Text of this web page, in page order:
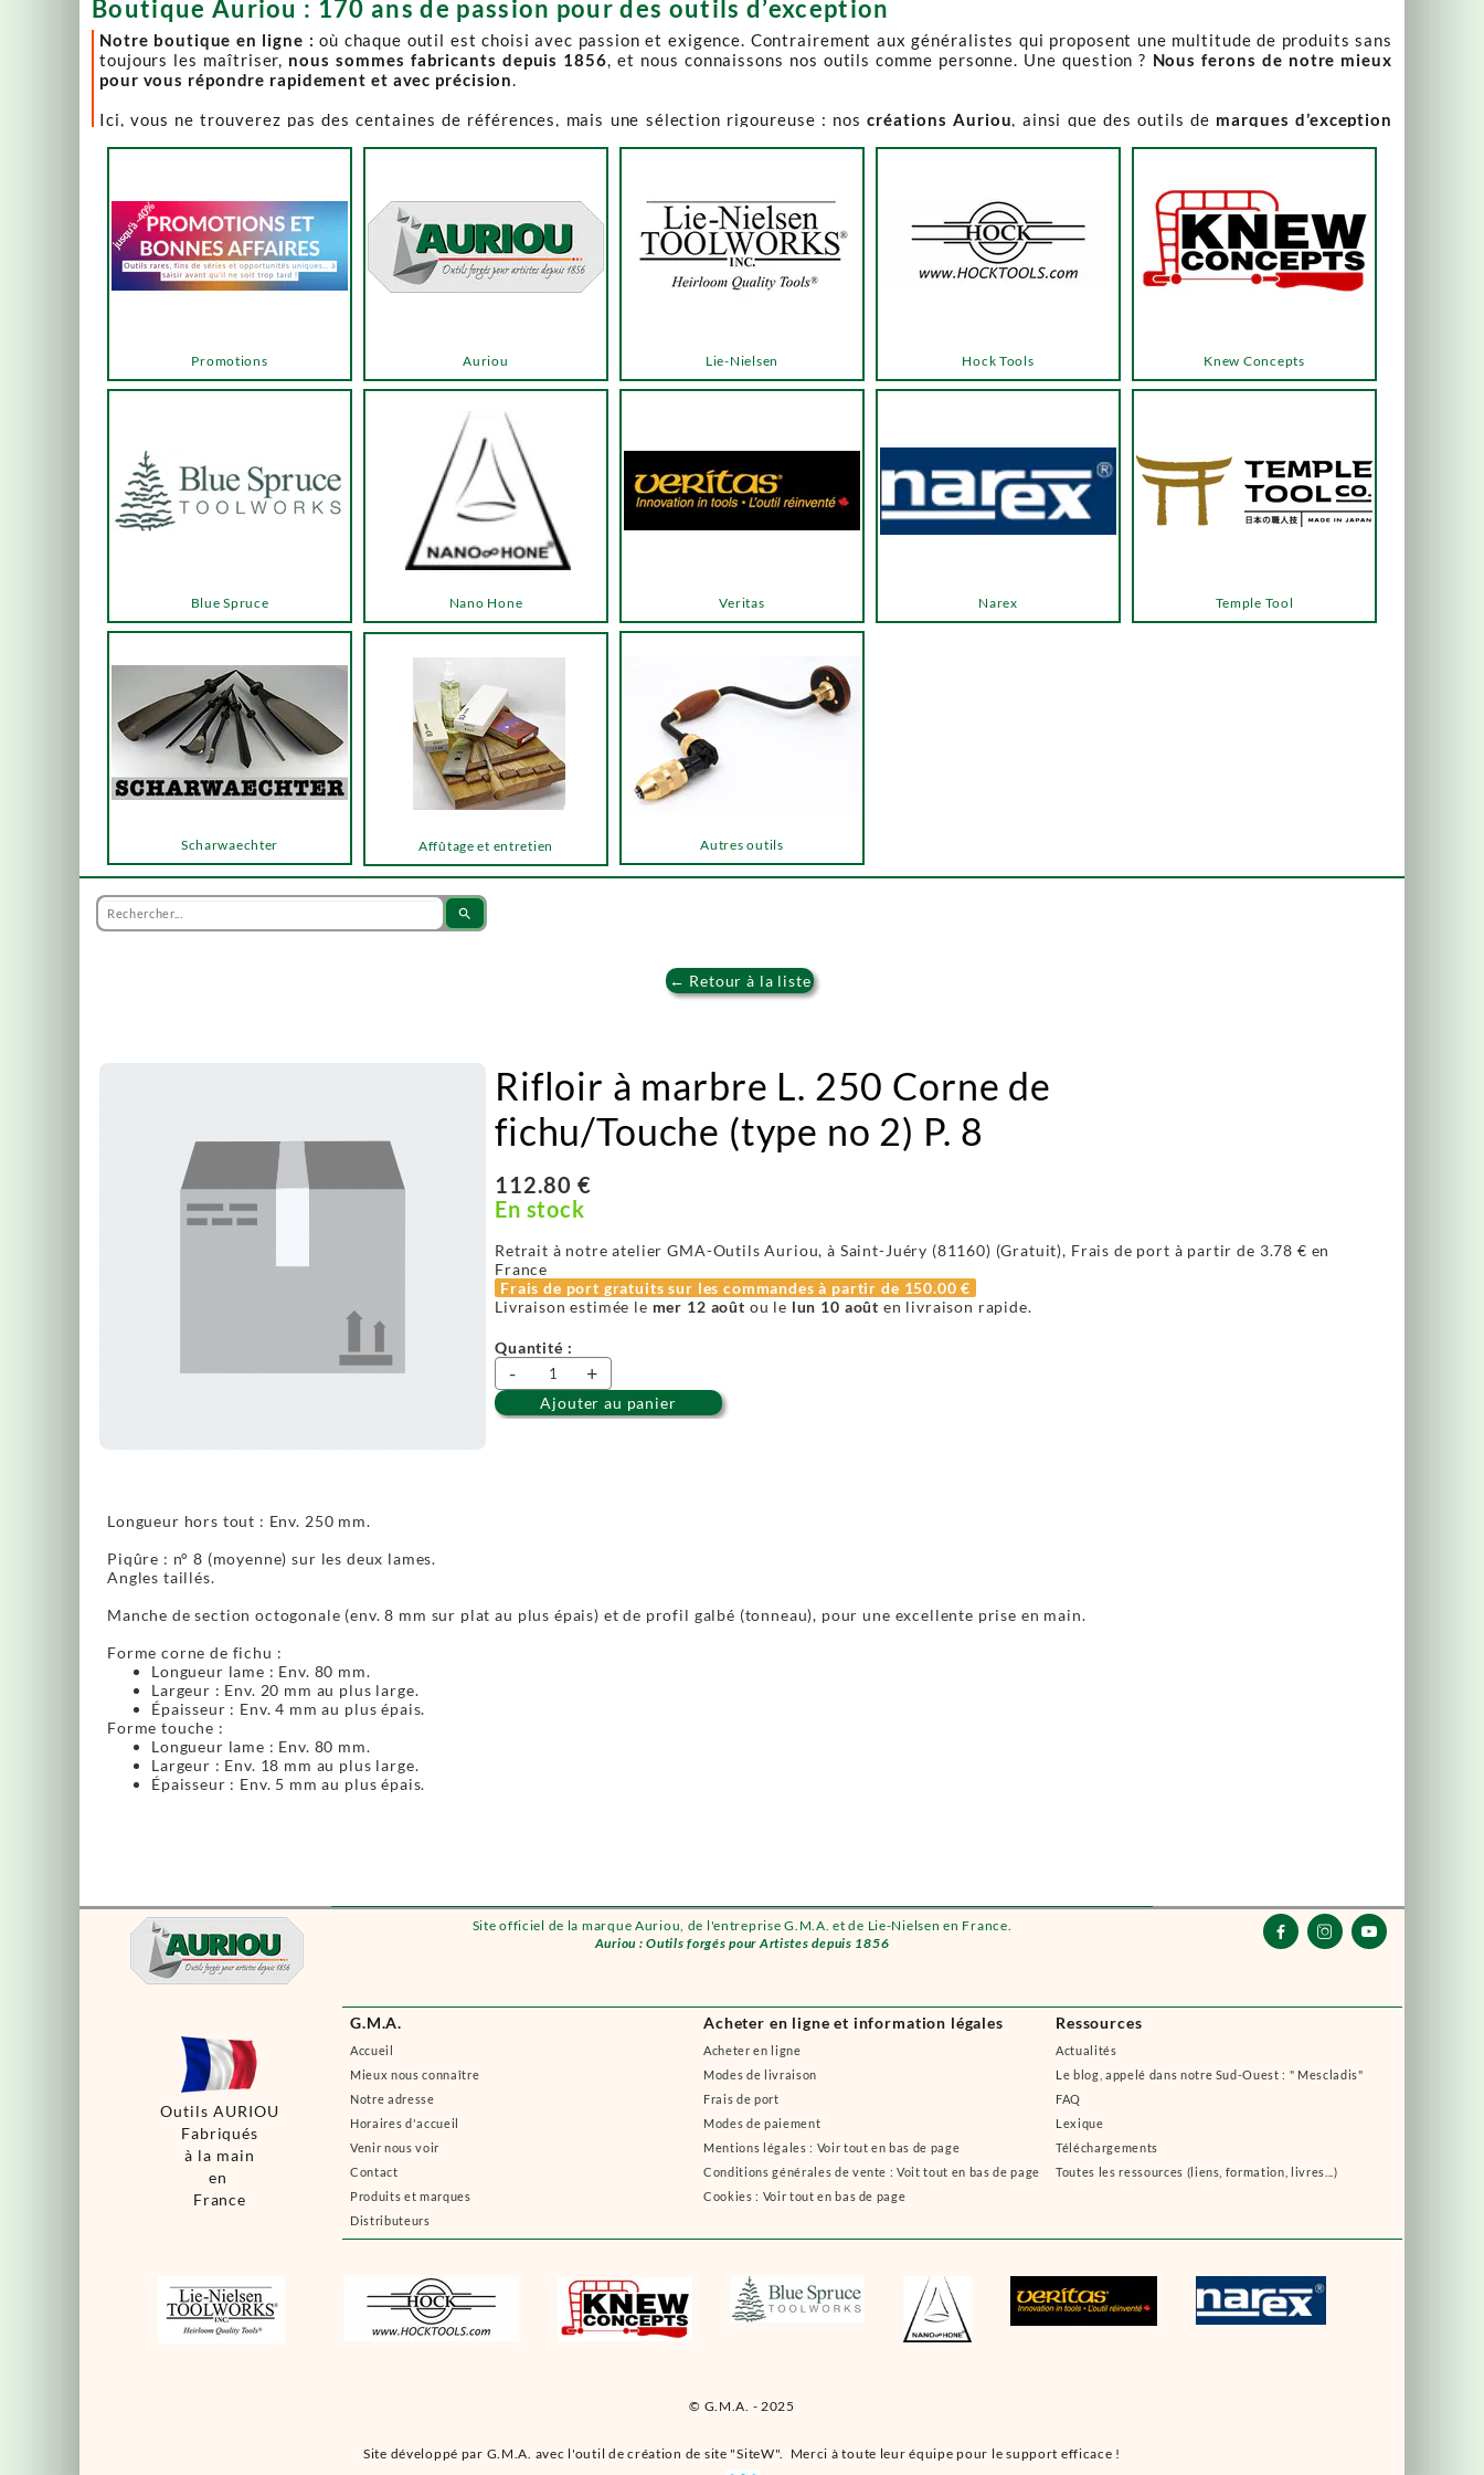
Site officiel de la marque Auriou, de l'entreprise G.M.A. et de Lie-Nielsen en France.
Auriou : Outils forgés pour Artistes depuis 1856
© G.M.A. - 2025
G.M.A.
Accueil
Mieux nous connaître
Notre adresse
Horaires d'accueil
Venir nous voir
Contact
Produits et marques
Distributeurs
Acheter en ligne et information légales
Acheter en ligne
Modes de livraison
Frais de port
Modes de paiement
Mentions légales : Voir tout en bas de page
Conditions générales de vente : Voit tout en bas de page
Cookies : Voir tout en bas de page
Ressources
Actualités
Le blog, appelé dans notre Sud-Ouest : " Mescladis"
FAQ
Lexique
Téléchargements
Toutes les ressources (liens, formation, livres...)
Site développé par G.M.A. avec l'outil de création de site "SiteW". Merci à toute leur équipe pour le support efficace !
  
Outils AURIOU
Fabriqués
à la main
en
France
Boutique Auriou : 170 ans de passion pour des outils d’exception
Notre boutique en ligne :où chaque outil est choisi avec passion et exigence. Contrairement aux généralistes qui proposent une multitude de produits sans
toujours les maîtriser, nous sommes fabricants depuis 1856, et nous connaissons nos outils comme personne. Une question ? Nous ferons de notre mieux
pour vous répondre rapidement et avec précision.
Ici, vous ne trouverez pas des centaines de références, mais une sélection rigoureuse : noscréations Auriou, ainsi que des outils de marques d’exception
accéder via les menus ou les boutons ci-dessous.
Un produit en rupture de stock ? Nous travaillons activement à son réapprovisionnement. Les délais peuvent varier, alors n’hésitez pas à nous contacter pour
en savoir plus.
En bas de cette page, découvrez l’intégralité de notre catalogue. Pour affiner votre recherche, utilisez les menus ou les boutons dédiés, qui vous mèneront
Lie-Nielsen Hock Tools
Promotions Knew Concepts
Auriou
Temple Tool
Blue Spruce Narex
Veritas
Nano Hone
Autres outils
Scharwaechter Affûtage et entretien
search
← Retour à la liste
Rifloir à marbre L. 250 Corne de
fichu/Touche (type no 2) P. 8
112.80 €
En stock
Retrait à notre atelier GMA-Outils Auriou, à Saint-Juéry (81160) (Gratuit), Frais de port à partir de 3.78 € en
France
Frais de port gratuits sur les commandes à partir de 150.00 €
Livraison estimée le mer 12 août ou le lun 10 août en livraison rapide.
Quantité :
- +
Ajouter au panier
Longueur hors tout : Env. 250 mm.
Piqûre : n° 8 (moyenne) sur les deux lames.
Angles taillés.
Manche de section octogonale (env. 8 mm sur plat au plus épais) et de profil galbé (tonneau), pour une excellente prise en main.
Forme corne de fichu :
Longueur lame : Env. 80 mm.
Largeur : Env. 20 mm au plus large.
Épaisseur : Env. 4 mm au plus épais.
Forme touche :
Longueur lame : Env. 80 mm.
Largeur : Env. 18 mm au plus large.
Épaisseur : Env. 5 mm au plus épais.